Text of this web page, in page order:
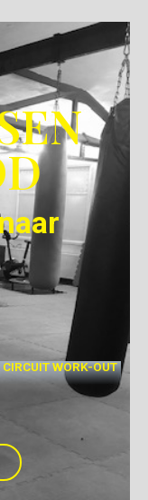
WORK-OUT